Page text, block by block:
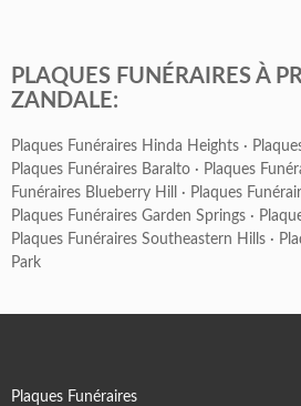
PLAQUES FUNÉRAIRES À
ZANDALE:
Plaques Funéraires Hinda Heights ·
Plaques Funéraires Baralto · Plaques
Funéraires Blueberry Hill
· Plaques
Plaques Funéraires Garden Springs ·
Plaques Funéraires Southeastern Hills ·
Park
Plaques Funéraires